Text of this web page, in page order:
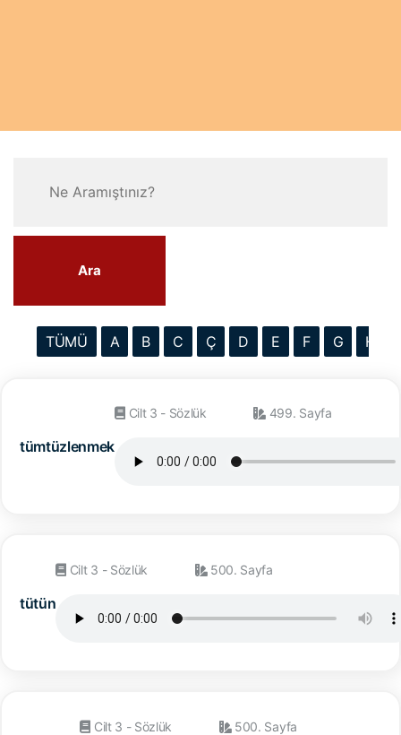
Ara
TÜMÜ A B C Ç D E F G H
tümtüzlenmek
Cilt 3 - Sözlük 499. Sayfa
tütün
Cilt 3 - Sözlük 500. Sayfa
Cilt 3 - Sözlük 500. Sayfa